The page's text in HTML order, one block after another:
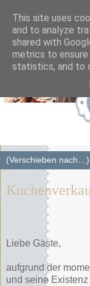
Liebe Gäste,
aufgrund der
und seine
This site uses
and to analyze
shared with
metrics to
statistics, and to